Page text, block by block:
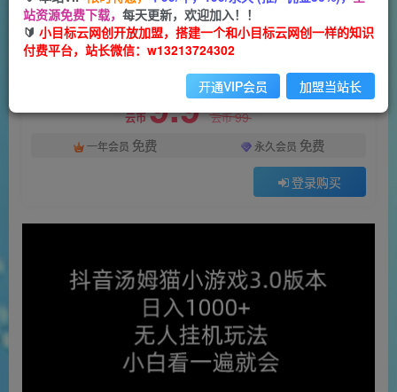
此内容为付费资源，请付费后查看
云币9.9 限时特惠
云币99
一年会员 免费 永久会员 免费
登录购买
付费资源
站资源免费下载， 每天更新，欢迎加入！！
🔰 小目标云网创开放加盟，搭建一个和小目标云网创一样的知识
付费平台，站长微信：w13213724302
开通VIP会员 加盟当站长